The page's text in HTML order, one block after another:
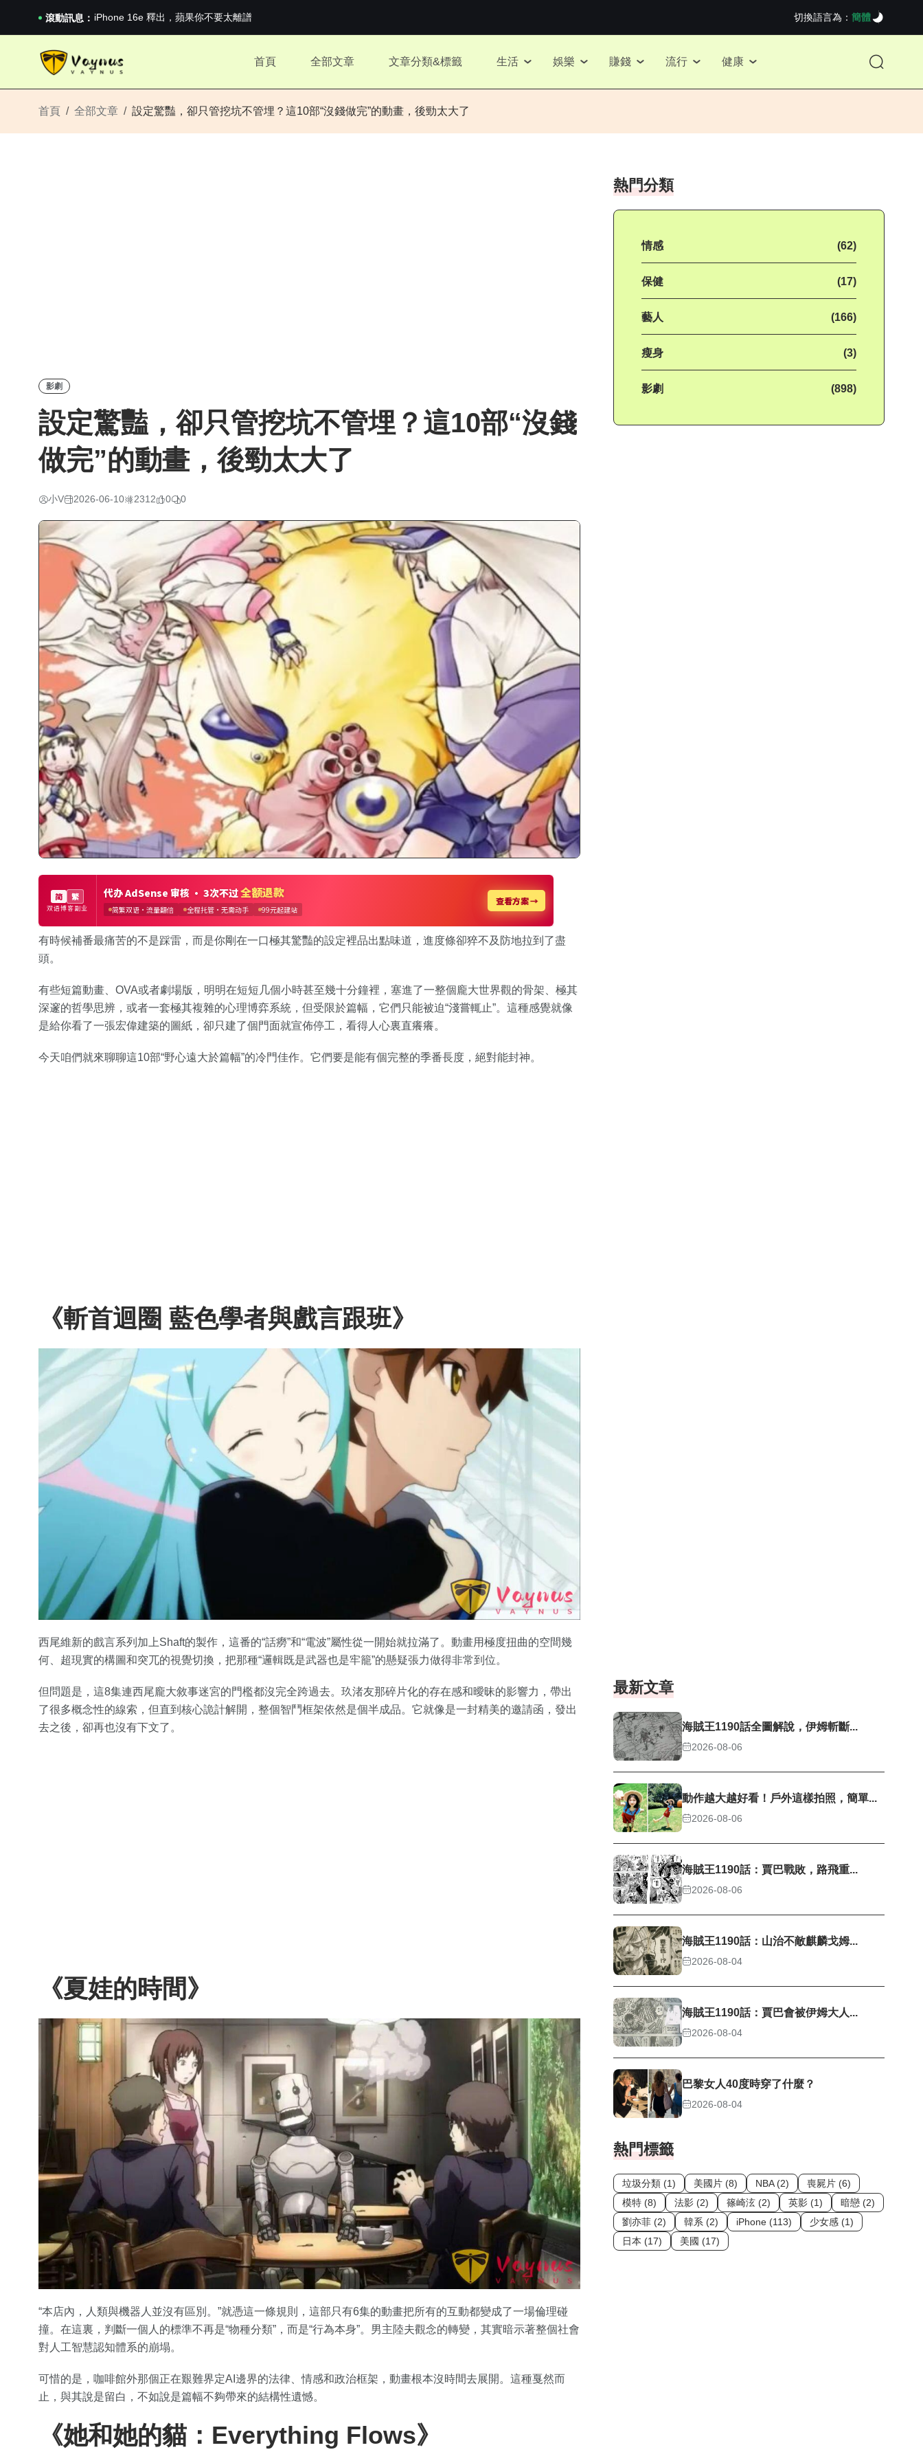
滾動訊息： iPhone 16e 釋出，蘋果你不要太離譜
2026澳網男單收官：全滿貫對上全滿亞，德約...
iPhone 16e 釋出，蘋果你不要太離譜
切換語言為： 簡體
首頁 全部文章 文章分類&標籤 生活 娛樂 賺錢 流行 健康
首頁 全部文章 設定驚豔，卻只管挖坑不管埋？這10部“沒錢做完”的動畫，後勁太大了
影劇
設定驚豔，卻只管挖坑不管埋？這10部“沒錢
做完”的動畫，後勁太大了
小V 2026-06-10 2312 0 0
有時候補番最痛苦的不是踩雷，而是你剛在一口極其驚豔的設定裡品出點味道，進度條卻猝不及防地拉到了盡
頭。
有些短篇動畫、OVA或者劇場版，明明在短短几個小時甚至幾十分鐘裡，塞進了一整個龐大世界觀的骨架、極其
深邃的哲學思辨，或者一套極其複雜的心理博弈系統，但受限於篇幅，它們只能被迫“淺嘗輒止”。這種感覺就像
是給你看了一張宏偉建築的圖紙，卻只建了個門面就宣佈停工，看得人心裏直癢癢。
今天咱們就來聊聊這10部“野心遠大於篇幅”的冷門佳作。它們要是能有個完整的季番長度，絕對能封神。
《斬首迴圈 藍色學者與戲言跟班》
西尾維新的戲言系列加上Shaft的製作，這番的“話癆”和“電波”屬性從一開始就拉滿了。動畫用極度扭曲的空間幾
何、超現實的構圖和突兀的視覺切換，把那種“邏輯既是武器也是牢籠”的懸疑張力做得非常到位。
但問題是，這8集連西尾龐大敘事迷宮的門檻都沒完全跨過去。玖渚友那碎片化的存在感和曖昧的影響力，帶出
了很多概念性的線索，但直到核心詭計解開，整個智鬥框架依然是個半成品。它就像是一封精美的邀請函，發出
去之後，卻再也沒有下文了。
《夏娃的時間》
“本店內，人類與機器人並沒有區別。”就憑這一條規則，這部只有6集的動畫把所有的互動都變成了一場倫理碰
撞。在這裏，判斷一個人的標準不再是“物種分類”，而是“行為本身”。男主陸夫觀念的轉變，其實暗示著整個社會
對人工智慧認知體系的崩塌。
可惜的是，咖啡館外那個正在艱難界定AI邊界的法律、情感和政治框架，動畫根本沒時間去展開。這種戛然而
止，與其說是留白，不如說是篇幅不夠帶來的結構性遺憾。
《她和她的貓：Everything Flows》
熱門分類
情感 (62)
保健 (17)
藝人 (166)
瘦身 (3)
影劇 (898)
最新文章
海賊王1190話全圖解說，伊姆斬斷...
2026-08-06
動作越大越好看！戶外這樣拍照，簡單...
2026-08-06
海賊王1190話：賈巴戰敗，路飛重...
2026-08-06
海賊王1190話：山治不敵麒麟戈姆...
2026-08-04
海賊王1190話：賈巴會被伊姆大人...
2026-08-04
巴黎女人40度時穿了什麼？
2026-08-04
熱門標籤
垃圾分類 (1) 美國片 (8) NBA (2)
喪屍片 (6)
模特 (8)
法影 (2) 篠崎泫 (2) 英影 (1)
暗戀 (2)
劉亦菲 (2)
韓系 (2) iPhone (113)
少女感 (1)
日本 (17)
美國 (17)